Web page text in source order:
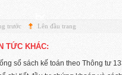
trước Lên đầu trang
TỨC KHÁC:
sổ sách kế toán theo Thông tư